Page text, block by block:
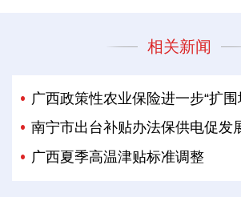
相关新闻
广西政策性农业保险进一步“扩围
南宁市出台补贴办法保供电促发
广西夏季高温津贴标准调整